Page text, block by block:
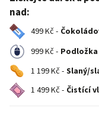
nad:
499 Kč -
999 Kč -
1 199 Kč - Slaný/
1 499 Kč - Čistící